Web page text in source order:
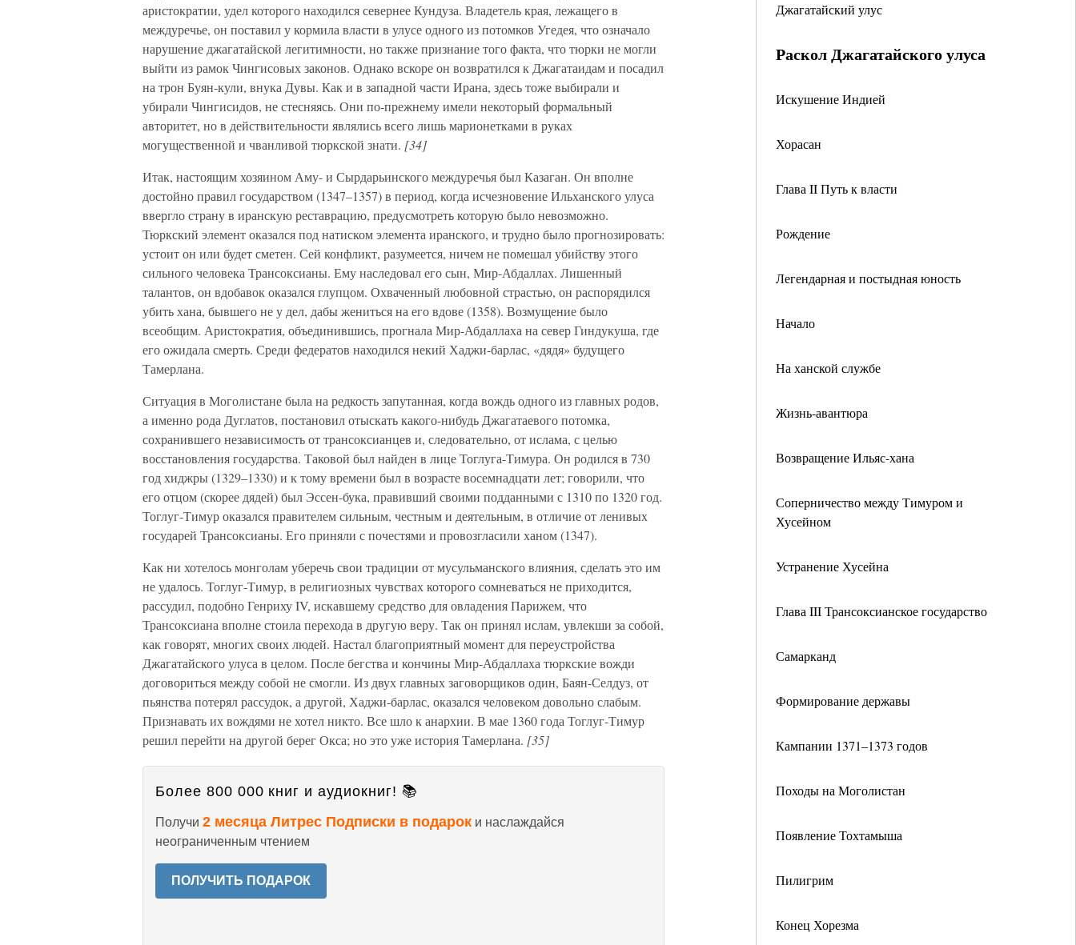
Джагатайский улус
Раскол Джагатайского улуса
Искушение Индией
Хорасан
Глава II Путь к власти
Рождение
Легендарная и постыдная юность
Начало
На ханской службе
Жизнь-авантюра
Возвращение Ильяс-хана
Соперничество между Тимуром и
Хусейном
Устранение Хусейна
Глава III Трансоксианское государство
Самарканд
Формирование державы
Кампании 1371–1373 годов
Походы на Моголистан
Появление Тохтамыша
Пилигрим
Конец Хорезма
аристократии, удел которого находился севернее Кундуза. Владетель края, лежащего в
междуречье, он поставил у кормила власти в улусе одного из потомков Угедея, что означало
нарушение джагатайской легитимности, но также признание того факта, что тюрки не могли
выйти из рамок Чингисовых законов. Однако вскоре он возвратился к Джагатаидам и посадил
на трон Буян-кули, внука Дувы. Как и в западной части Ирана, здесь тоже выбирали и
убирали Чингисидов, не стесняясь. Они по-прежнему имели некоторый формальный
авторитет, но в действительности являлись всего лишь марионетками в руках
могущественной и чванливой тюркской знати. [34]
Итак, настоящим хозяином Аму- и Сырдарьинского междуречья был Казаган. Он вполне
достойно правил государством (1347–1357) в период, когда исчезновение Ильханского улуса
ввергло страну в иранскую реставрацию, предусмотреть которую было невозможно.
Тюркский элемент оказался под натиском элемента иранского, и трудно было прогнозировать:
устоит он или будет сметен. Сей конфликт, разумеется, ничем не помешал убийству этого
сильного человека Трансоксианы. Ему наследовал его сын, Мир-Абдаллах. Лишенный
талантов, он вдобавок оказался глупцом. Охваченный любовной страстью, он распорядился
убить хана, бывшего не у дел, дабы жениться на его вдове (1358). Возмущение было
всеобщим. Аристократия, объединившись, прогнала Мир-Абдаллаха на север Гиндукуша, где
его ожидала смерть. Среди федератов находился некий Хаджи-барлас, «дядя» будущего
Тамерлана.
Ситуация в Моголистане была на редкость запутанная, когда вождь одного из главных родов,
а именно рода Дуглатов, постановил отыскать какого-нибудь Джагатаевого потомка,
сохранившего независимость от трансоксианцев и, следовательно, от ислама, с целью
восстановления государства. Таковой был найден в лице Тоглуга-Тимура. Он родился в 730
год хиджры (1329–1330) и к тому времени был в возрасте восемнадцати лет; говорили, что
его отцом (скорее дядей) был Эссен-бука, правивший своими подданными с 1310 по 1320 год.
Тоглуг-Тимур оказался правителем сильным, честным и деятельным, в отличие от ленивых
государей Трансоксианы. Его приняли с почестями и провозгласили ханом (1347).
Как ни хотелось монголам уберечь свои традиции от мусульманского влияния, сделать это им
не удалось. Тоглуг-Тимур, в религиозных чувствах которого сомневаться не приходится,
рассудил, подобно Генриху IV, искавшему средство для овладения Парижем, что
Трансоксиана вполне стоила перехода в другую веру. Так он принял ислам, увлекши за собой,
как говорят, многих своих людей. Настал благоприятный момент для переустройства
Джагатайского улуса в целом. После бегства и кончины Мир-Абдаллаха тюркские вожди
договориться между собой не смогли. Из двух главных заговорщиков один, Баян-Селдуз, от
пьянства потерял рассудок, а другой, Хаджи-барлас, оказался человеком довольно слабым.
Признавать их вождями не хотел никто. Все шло к анархии. В мае 1360 года Тоглуг-Тимур
решил перейти на другой берег Окса; но это уже история Тамерлана. [35]
Более 800 000 книг и аудиокниг! 📚
Получи 2 месяца Литрес Подписки в подарок и наслаждайся
неограниченным чтением
ПОЛУЧИТЬ ПОДАРОК